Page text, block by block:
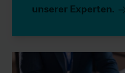
unserer Experten.